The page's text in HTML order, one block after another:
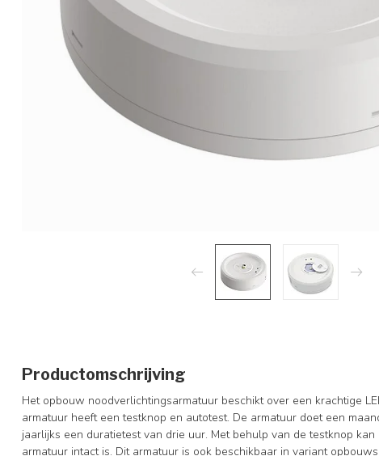
Productomschrijving
Het opbouw noodverlichtingsarmatuur beschikt over een krachtige
armatuur heeft een testknop en autotest. De armatuur doet een
jaarlijks een duratietest van drie uur. Met behulp van de testknop
armatuur intact is. Dit armatuur is ook beschikbaar in variant